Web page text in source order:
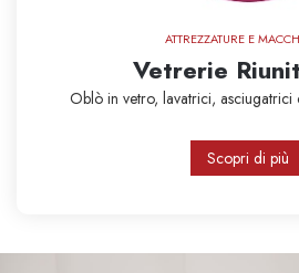
ATTREZZATURE E
Vetrerie
Oblò in vetro, lavatrici, asciugatrici
Scopri di più